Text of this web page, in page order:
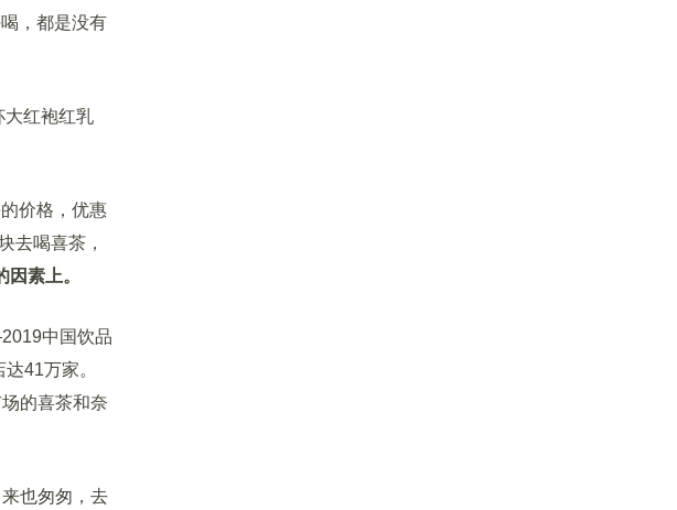
，都是没有
红袍红乳
价格，优惠
去喝喜茶，
素上。
中国饮品
41万家。
的喜茶和奈
也匆匆，去